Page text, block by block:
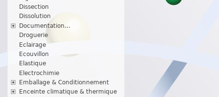
Dissection
Dissolution
Documentation...
Droguerie
Eclairage
Ecouvillon
Elastique
Electrochimie
Emballage & Conditionnement
Enceinte climatique & thermique